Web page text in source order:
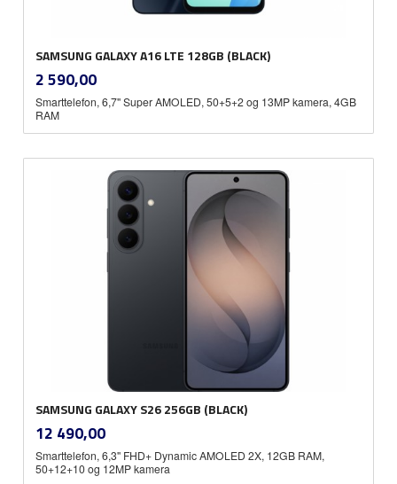
SAMSUNG GALAXY A16 LTE 128GB (BLACK)
Pris
2 590,00mva.
Smarttelefon, 6,7'' Super AMOLED, 50+5+2 og 13MP kamera, 4GB
RAM
SAMSUNG GALAXY S26 256GB (BLACK)
Pris
12 490,00mva.
Smarttelefon, 6,3'' FHD+ Dynamic AMOLED 2X, 12GB RAM,
50+12+10 og 12MP kamera